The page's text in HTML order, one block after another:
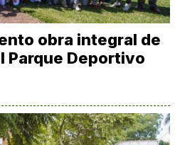
obra integral de
Parque Deportivo